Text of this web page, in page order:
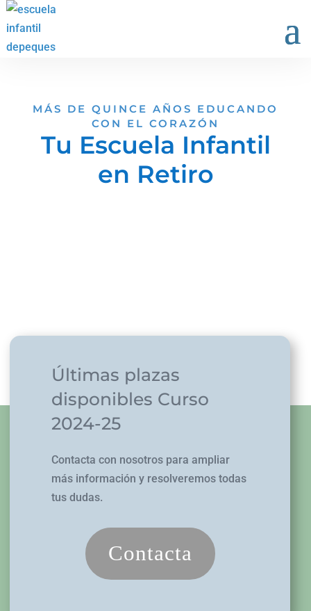
MÁS DE QUINCE AÑOS EDUCANDO
CON EL CORAZÓN
Tu Escuela Infantil
en Retiro
Últimas plazas
disponibles Curso
2024-25
Contacta con nosotros para ampliar
más información y resolveremos todas
tus dudas.
Contacta